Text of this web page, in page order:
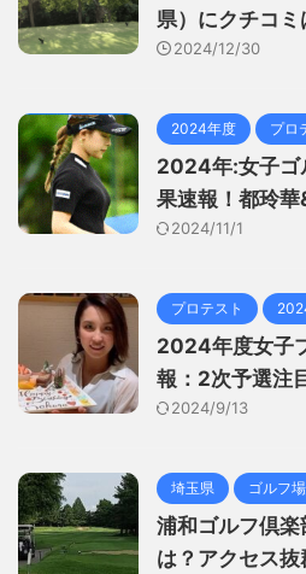
県）にクチコミ
2024/12/30
2024年度 プロ
2024年:女子ゴ
果速報！都玲華
2024/11/1
プロテスト
2024年度女子
報：2次予選注
2024/9/13
埼玉県 ゴルフ
浦和ゴルフ倶楽
は？アクセス